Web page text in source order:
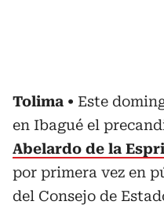
Tolima
Este
en Ibagué el
Abelardo de la
por primera vez en
del Consejo de